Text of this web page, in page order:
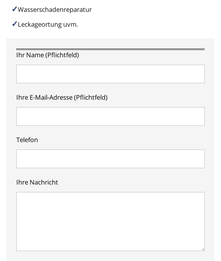
Wasserschadenreparatur
Leckageortung uvm.
Ihr Name (Pflichtfeld)
Ihre E-Mail-Adresse (Pflichtfeld)
Telefon
Ihre Nachricht